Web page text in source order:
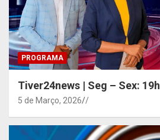
PROGRAMA
Tiver24news | Seg – Sex: 19h
5 de Março, 2026 /